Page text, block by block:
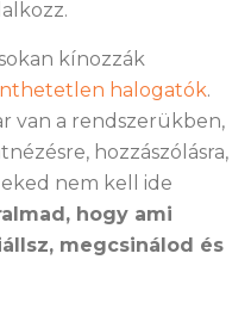
kínozzák
halogatók.
van a rendszerükben,
hozzászólásra,
nem kell ide
hogy ami
megcsinálod és